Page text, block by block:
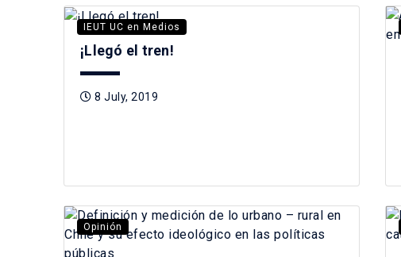
IEUT UC en Medios
¡Llegó el tren!
8 July, 2019
Opinión